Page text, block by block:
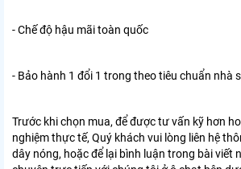
- Chế độ hậu mãi toàn quốc
- Bảo hành 1 đổi 1 trong theo tiêu chuẩn nhà
Trước khi chọn mua, để được tư vấn kỹ hơn
nghiệm thực tế, Quý khách vui lòng liên hệ
dây nóng, hoặc để lại bình luận trong bài viết